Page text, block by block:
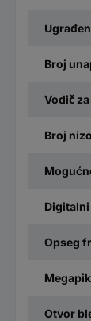
Broj
Vodič
Broj
Digitalni
Opseg
Otvor